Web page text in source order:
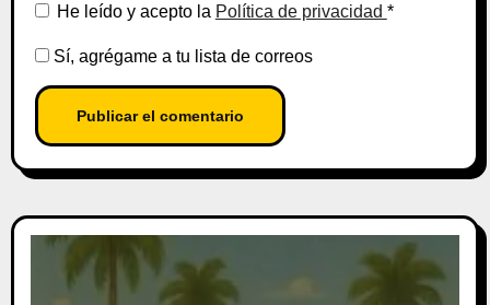
He leído y acepto la Política de privacidad *
Sí, agrégame a tu lista de correos